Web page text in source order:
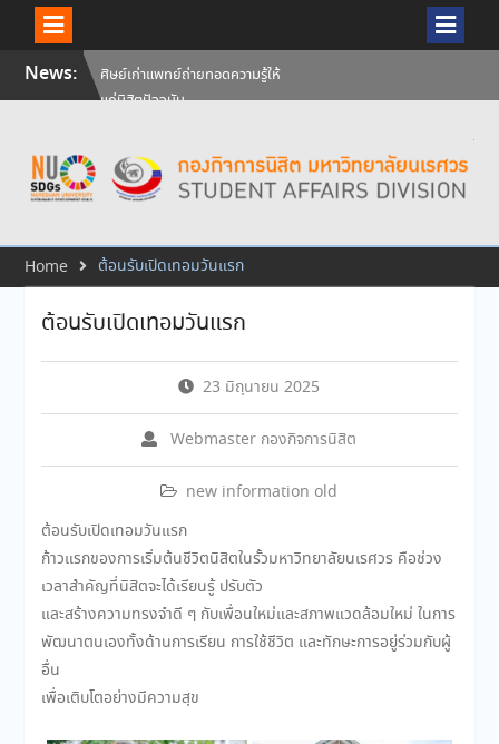
SkipNews:
ศิษย์เก่าแพทย์ถ่ายทอดความรู้ให้
แก่นิสิตปัจจุบัน
นเรศวร ครบรอบ 36 ปี 29
กรกฎาคม 2569
สัมภาษณ์นิสิตเพื่อพิจารณาเข้ารับ
ประจำปีการศึกษา 256
Home ต้อนรับเปิดเทอมวันแรก
ต้อนรับเปิดเทอมวันแรก
23 มิถุนายน 2025
Webmaster กองกิจการนิสิต
new information old
ต้อนรับเปิดเทอมวันแรก
ก้าวแรกของการเริ่มต้นชีวิตนิสิตในรั้วมหาวิทยาลัยนเรศวร คือช่วง
เวลาสำคัญที่นิสิตจะได้เรียนรู้ ปรับตัว
และสร้างความทรงจำดี ๆ กับเพื่อนใหม่และสภาพแวดล้อมใหม่ ในการ
พัฒนาตนเองทั้งด้านการเรียน การใช้ชีวิต และทักษะการอยู่ร่วมกับผู้
อื่น
เพื่อเติบโตอย่างมีความสุข